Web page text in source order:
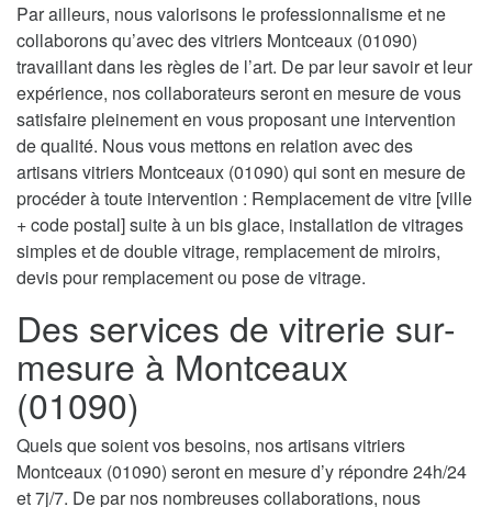
Par ailleurs, nous valorisons le professionnalisme et ne
collaborons qu’avec des vitriers Montceaux (01090)
travaillant dans les règles de l’art. De par leur savoir et leur
expérience, nos collaborateurs seront en mesure de vous
satisfaire pleinement en vous proposant une intervention
de qualité. Nous vous mettons en relation avec des
artisans vitriers Montceaux (01090) qui sont en mesure de
procéder à toute intervention : Remplacement de vitre [ville
+ code postal] suite à un bis glace, installation de vitrages
simples et de double vitrage, remplacement de miroirs,
devis pour remplacement ou pose de vitrage.
Des services de vitrerie sur-
mesure à Montceaux
(01090)
Quels que soient vos besoins, nos artisans vitriers
Montceaux (01090) seront en mesure d’y répondre 24h/24
et 7j/7. De par nos nombreuses collaborations, nous